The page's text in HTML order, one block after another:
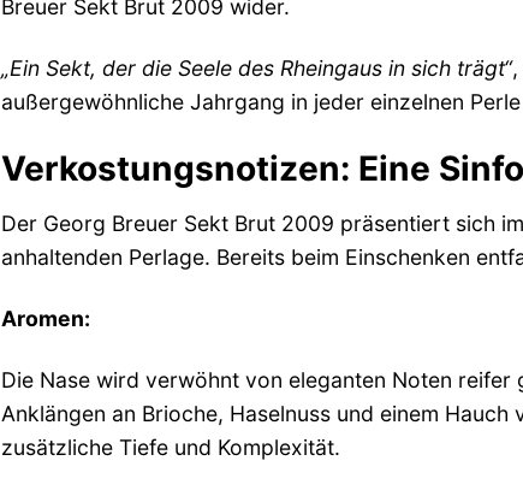
Breuer Sekt Brut 2009 wider.
„Ein Sekt, der die Seele des Rheingaus in sich trägt“,
außergewöhnliche Jahrgang in jeder einzelnen
Verkostungsnotizen: Eine
Der Georg Breuer Sekt Brut 2009 präsentiert sich
anhaltenden Perlage. Bereits beim Einschenken
Aromen:
Die Nase wird verwöhnt von eleganten Noten
Anklängen an Brioche, Haselnuss und einem
zusätzliche Tiefe und Komplexität.